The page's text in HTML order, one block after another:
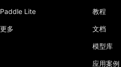
Paddle Lite
更多
教程
文档
模型库
应用案例